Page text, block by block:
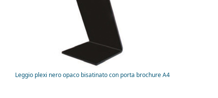
Leggio plexi nero opaco bisatinato con porta brochure A4